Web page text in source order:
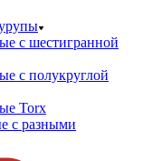
с шестигранной
с полукруглой
Torx
с разными